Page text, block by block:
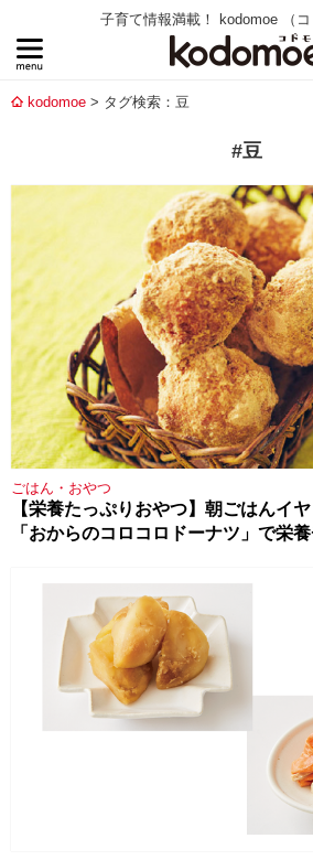
子育て情報満載！ kodomoe （
kodomoe タグ検索：豆
#豆
ごはん・おやつ
【栄養たっぷりおやつ】朝ごはんイ
「おからのコロコロドーナツ」で栄養